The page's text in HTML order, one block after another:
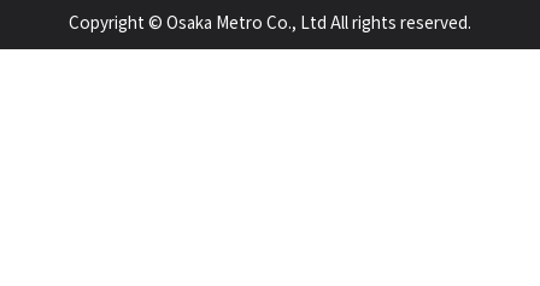
Copyright © Osaka Metro Co., Ltd All rights reserved.